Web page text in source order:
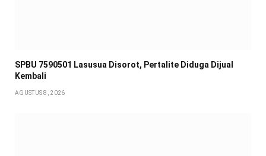
SPBU 7590501 Lasusua Disorot, Pertalite Diduga Dijual
Kembali
AGUSTUS 8, 2026